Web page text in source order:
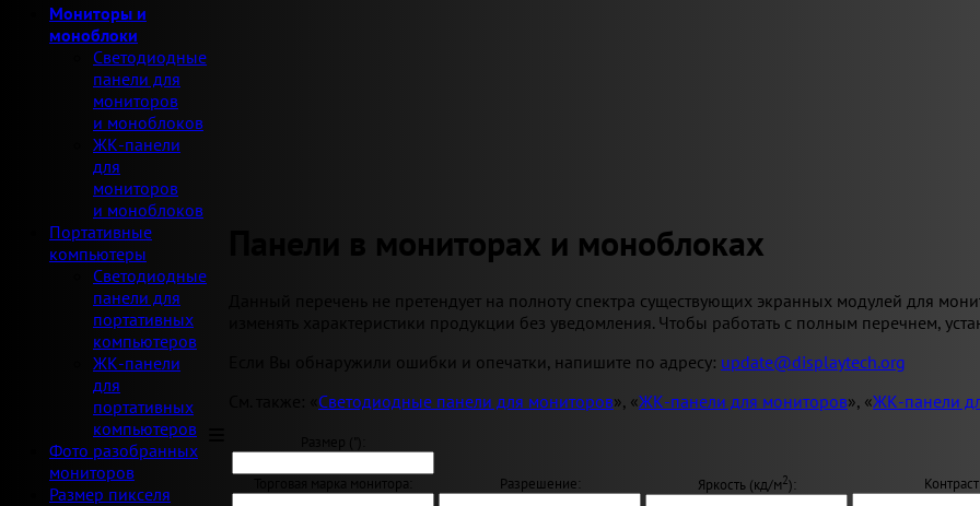
Мониторы и
моноблоки
Светодиодные
панели для
мониторов
и моноблоков
ЖК-панели
для
мониторов
и моноблоков
Портативные
компьютеры
Светодиодные
панели для
портативных
компьютеров
ЖК-панели
для
портативных
компьютеров
Фото разобранных
мониторов
Размер пикселя
Панели в мониторах и моноблоках
Данный перечень не претендует на полноту спектра существующих экранных модулей для
изменять характеристики продукции без уведомления. Чтобы работать с полным перечнем,
Если Вы обнаружили ошибки и опечатки, напишите по адресу: update@displaytech.org
Светодиодные панели для мониторов», «ЖК-панели для мониторов», «ЖК-панели
Торговая марка монитора: Разрешение: Яркость (кд/м2):